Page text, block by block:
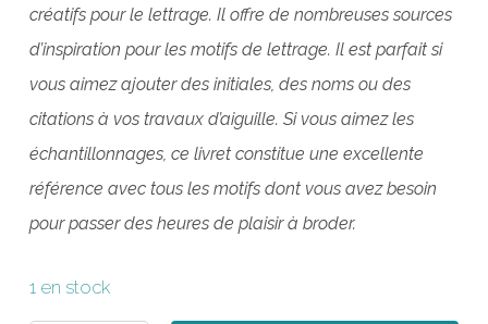
créatifs pour le lettrage. Il offre de nombreuses sources
d’inspiration pour les motifs de lettrage. Il est parfait si
vous aimez ajouter des initiales, des noms ou des
citations à vos travaux d’aiguille. Si vous aimez les
échantillonnages, ce livret constitue une excellente
référence avec tous les motifs dont vous avez besoin
pour passer des heures de plaisir à broder.
1 en stock